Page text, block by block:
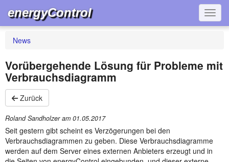
energyControl
News
Vorübergehende Lösung für Probleme mit
Verbrauchsdiagramm
Zurück
Roland Sandholzer am 01.05.2017
Seit gestern gibt scheint es Verzögerungen bei den
Verbrauchsdiagrammen zu geben. Diese Verbrauchsdiagramme
werden auf dem Server eines externen Anbieters erzeugt und in